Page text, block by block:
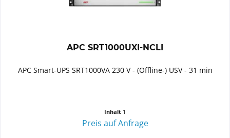
APC SRT1000UXI-NCLI
APC Smart-UPS SRT1000VA 230 V - (Offline-) USV - 31 min
Inhalt 1
Preis auf Anfrage